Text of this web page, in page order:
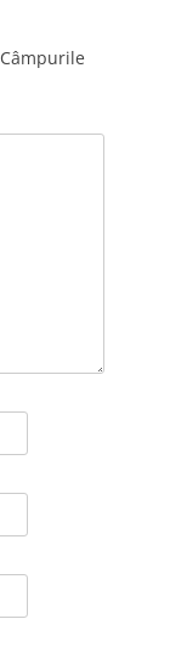
Câmpurile